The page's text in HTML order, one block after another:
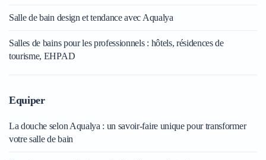
Salle de bain design et tendance avec Aqualya
Salles de bains pour les professionnels : hôtels, résidences de
tourisme, EHPAD
Equiper
La douche selon Aqualya : un savoir-faire unique pour transformer
votre salle de bain